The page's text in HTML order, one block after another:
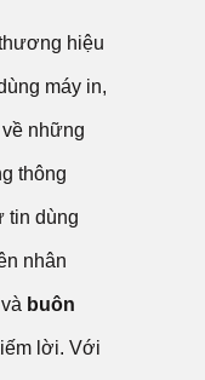
hiệu
máy in,
những
thông
tin dùng
nhân
buôn
lời. Với